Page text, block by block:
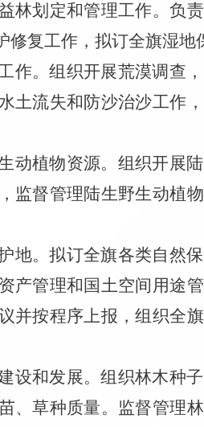
林划定和管理工作。负
复工作，拟订全旗湿地
作。组织开展荒漠调查
土流失和防沙治沙工作
动植物资源。组织开
监督管理陆生野生动植
地。拟订全旗各类自
产管理和国土空间用途
并按程序上报，组织全
设和发展。组织林木
、草种质量。监督管理